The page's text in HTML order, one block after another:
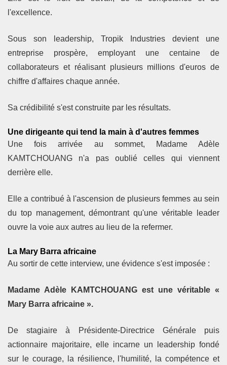
l'excellence.
Sous son leadership, Tropik Industries devient une
entreprise prospère, employant une centaine de
collaborateurs et réalisant plusieurs millions d'euros de
chiffre d'affaires chaque année.
Sa crédibilité s'est construite par les résultats.
Une dirigeante qui tend la main à d'autres femmes
Une fois arrivée au sommet, Madame Adèle
KAMTCHOUANG n'a pas oublié celles qui viennent
derrière elle.
Elle a contribué à l'ascension de plusieurs femmes au sein
du top management, démontrant qu'une véritable leader
ouvre la voie aux autres au lieu de la refermer.
La Mary Barra africaine
Au sortir de cette interview, une évidence s'est imposée :
Madame Adèle KAMTCHOUANG est une véritable «
Mary Barra africaine ».
De stagiaire à Présidente-Directrice Générale puis
actionnaire majoritaire, elle incarne un leadership fondé
sur le courage, la résilience, l'humilité, la compétence et